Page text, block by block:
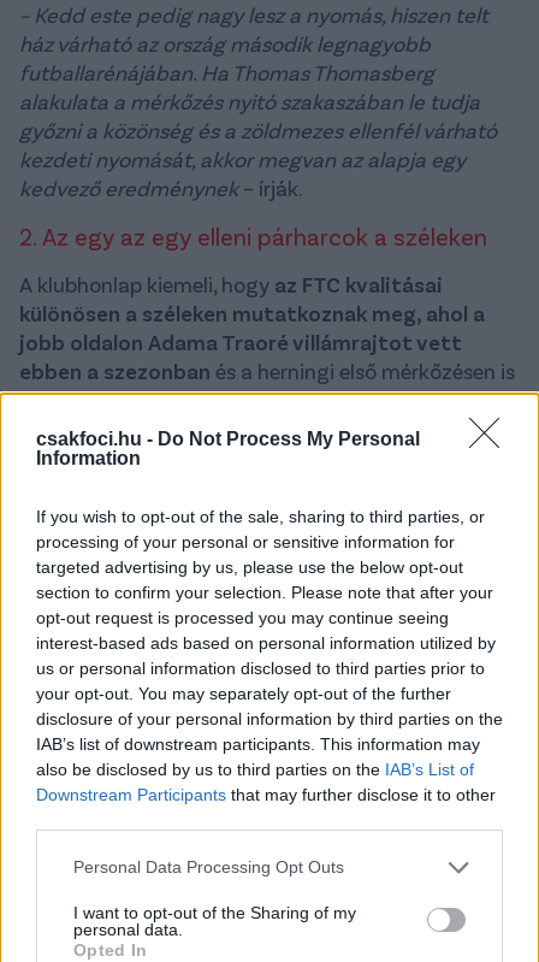
csakfoci.hu - Do Not Process My Personal
Information
If you wish to opt-out of the sale, sharing to third parties, or
processing of your personal or sensitive information for
targeted advertising by us, please use the below opt-out
section to confirm your selection. Please note that after your
opt-out request is processed you may continue seeing
interest-based ads based on personal information utilized by
us or personal information disclosed to third parties prior to
your opt-out. You may separately opt-out of the further
disclosure of your personal information by third parties on the
IAB’s list of downstream participants. This information may
also be disclosed by us to third parties on the IAB’s List of
Downstream Participants that may further disclose it to other
Please note that this website/app uses one or more Google
not limited to your visit or usage behaviour. You may click to
grant or deny consent to Google and its third-party tags to
Personal Data Processing Opt Outs
I want to opt-out of the Sharing of my
personal data.
Opted In
– Kedd este pedig nagy lesz a nyomás, hiszen telt
ház várható az ország második legnagyobb
futballarénájában. Ha Thomas Thomasberg
alakulata a mérkőzés nyitó szakaszában le tudja
győzni a közönség és a zöldmezes ellenfél várható
kezdeti nyomását, akkor megvan az alapja egy
kedvező eredménynek– írják.
2. Az egy az egy elleni párharcok a széleken
A klubhonlap kiemeli, hogy az FTC kvalitásai
különösen a széleken mutatkoznak meg, ahol a
jobb oldalon Adama Traoré villámrajtot vett
ebben a szezonban és a herningi első mérkőzésen is
aktív volt, továbbá Pasal Jansen vezetőedző
egyértelmű játékterve is az volt, hogy a szélsőit egy
az egy elleni párharcokra késztesse a Midtjylland
Juninho többször is megállta a helyét, így kíváncsian
várják, hogy a magyarok újra megpróbálkoznak-e
ezzel a taktikával.
3. A védekezés szilárdsága megfelelő
támadójátékkal
Négy mérkőzésen nulla kapott gól sokatmondó,
sőt, az FCM hálója már 416 perce érintetlen, azaz
nagyon rendben van a védekezése . A portál
megjegyzi, hogy most a hátsó négyes és a csapat
anélkül, hogy elfelejtenének támadásban
veszélyeztetni.
– Olyan ellenfélre számítunk, amely a kezdetektől